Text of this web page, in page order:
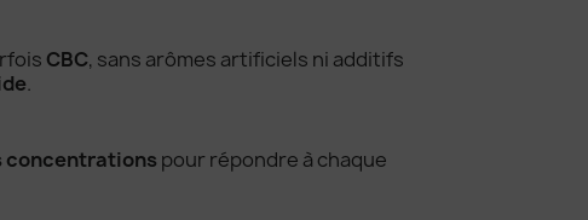
CBC, sans arômes artificiels ni additifs
.
concentrations pour répondre à chaque